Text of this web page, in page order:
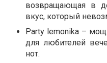
возвращающая в
вкус, который
Party lemonika –
для любителей
нот.